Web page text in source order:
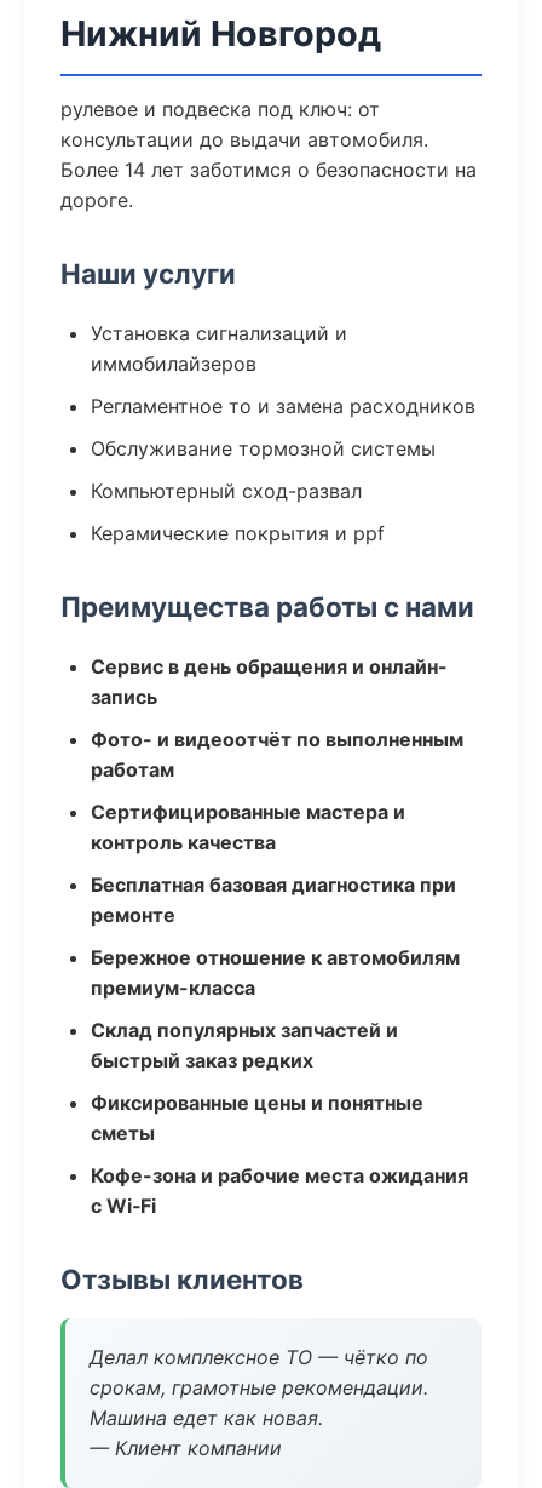
Нижний Новгород
рулевое и подвеска под ключ: от
консультации до выдачи автомобиля.
Более 14 лет заботимся о безопасности на
дороге.
Наши услуги
Установка сигнализаций и
иммобилайзеров
Регламентное то и замена расходников
Обслуживание тормозной системы
Компьютерный сход-развал
Керамические покрытия и ppf
Преимущества работы с нами
Сервис в день обращения и онлайн-
запись
Фото- и видеоотчёт по выполненным
работам
Сертифицированные мастера и
контроль качества
Бесплатная базовая диагностика при
ремонте
Бережное отношение к автомобилям
премиум-класса
Склад популярных запчастей и
быстрый заказ редких
Фиксированные цены и понятные
сметы
Кофе-зона и рабочие места ожидания
с Wi‑Fi
Отзывы клиентов
Делал комплексное ТО — чётко по
срокам, грамотные рекомендации.
Машина едет как новая.
— Клиент компании